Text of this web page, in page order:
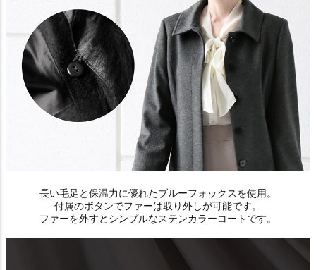
長い毛足と保温力に優れたブルーフォックスを使用。
付属のボタンでファーは取り外しが可能です。
ファーを外すとシンプルなステンカラーコートです。